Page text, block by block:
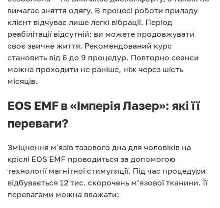
вимагає зняття одягу. В процесі роботи приладу
клієнт відчуває лише легкі вібрації. Період
реабілітації відсутній: ви можете продовжувати
своє звичне життя. Рекомендований курс
становить від 6 до 9 процедур. Повторно сеанси
можна проходити не раніше, ніж через шість
місяців.
EOS EMF в «Імперія Лазер»: які її
переваги?
Зміцнення м'язів тазового дна для чоловіків на
кріслі EOS EMF проводиться за допомогою
технології магнітної стимуляції. Під час процедури
відбувається 12 тис. скорочень м’язової тканини. Її
перевагами можна вважати: